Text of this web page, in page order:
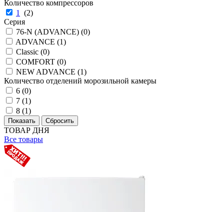
Количество компрессоров
1
(2)
Серия
76-N (ADVANCE) (0)
ADVANCE (1)
Classic (0)
COMFORT (0)
NEW ADVANCE (1)
Количество отделений морозильной камеры
6 (0)
7 (1)
8 (1)
ТОВАР ДНЯ
Все товары